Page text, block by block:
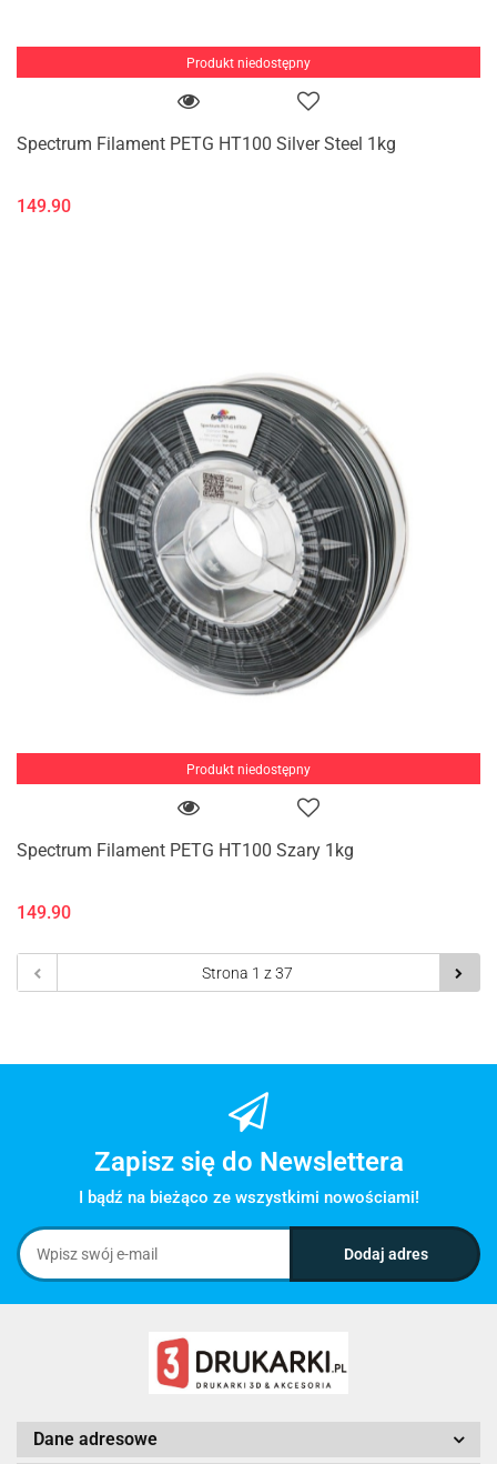
Produkt niedostępny
Spectrum Filament PETG HT100 Silver Steel 1kg
149.90
Produkt niedostępny
Spectrum Filament PETG HT100 Szary 1kg
149.90
Zapisz się do Newslettera
I bądź na bieżąco ze wszystkimi nowościami!
Dane adresowe